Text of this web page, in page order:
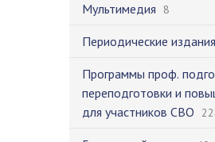
Мультимедия 8
Периодические издания
Программы проф.
переподготовки и
для участников СВО